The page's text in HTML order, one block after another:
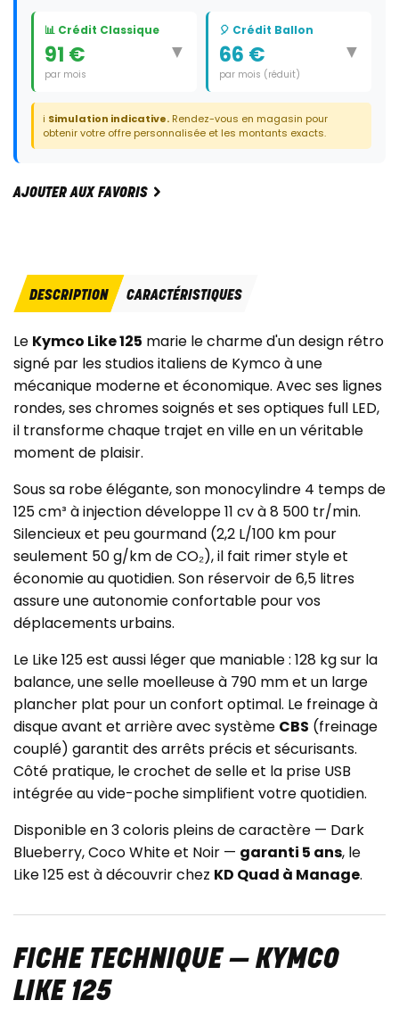
📊 Crédit Classique
91 €
par mois
▼
Durée: 36 mois
🎈 Crédit Ballon
66 €
par mois (réduit)
▼
Durée:
35 mois
Dernier paiement: 1 050 €
ℹ️ Simulation indicative. Rendez-vous en magasin pour
obtenir votre offre personnalisée et les montants exacts.
AJOUTER AUX FAVORIS
DESCRIPTION CARACTÉRISTIQUES
Le Kymco Like 125 marie le charme d'un design rétro
signé par les studios italiens de Kymco à une
mécanique moderne et économique. Avec ses lignes
rondes, ses chromes soignés et ses optiques full LED,
il transforme chaque trajet en ville en un véritable
moment de plaisir.
Sous sa robe élégante, son monocylindre 4 temps de
125 cm³ à injection développe 11 cv à 8 500 tr/min.
Silencieux et peu gourmand (2,2 L/100 km pour
seulement 50 g/km de CO₂), il fait rimer style et
économie au quotidien. Son réservoir de 6,5 litres
assure une autonomie confortable pour vos
déplacements urbains.
Le Like 125 est aussi léger que maniable : 128 kg sur la
balance, une selle moelleuse à 790 mm et un large
plancher plat pour un confort optimal. Le freinage à
disque avant et arrière avec système CBS (freinage
couplé) garantit des arrêts précis et sécurisants.
Côté pratique, le crochet de selle et la prise USB
intégrée au vide-poche simplifient votre quotidien.
Disponible en 3 coloris pleins de caractère — Dark
Blueberry, Coco White et Noir — garanti 5 ans, le
Like 125 est à découvrir chez KD Quad à Manage.
FICHE TECHNIQUE — KYMCO
LIKE 125